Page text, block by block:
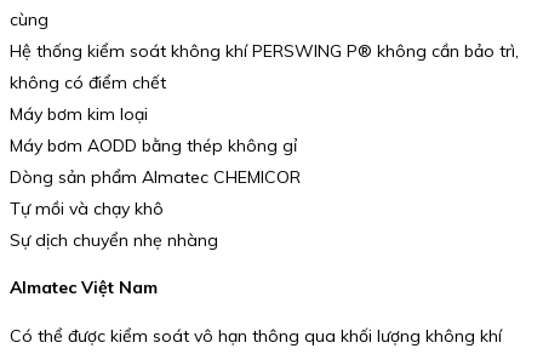
cùng
Hệ thống kiểm soát không khí PERSWING P® không cần bảo trì,
không có điểm chết
Máy bơm kim loại
Máy bơm AODD bằng thép không gỉ
Dòng sản phẩm Almatec CHEMICOR
Tự mồi và chạy khô
Sự dịch chuyển nhẹ nhàng
Almatec Việt Nam
Có thể được kiểm soát vô hạn thông qua khối lượng không khí